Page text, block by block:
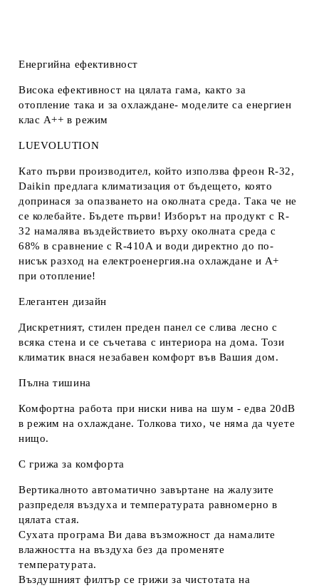
Енергийна ефективност
Висока ефективност на цялата гама, както за
отопление така и за охлаждане- моделите са енергиен
клас А++ в режим
LUEVOLUTION
Като първи производител, който използва фреон R-32,
Daikin предлага климатизация от бъдещето, която
допринася за опазването на околната среда. Така че не
се колебайте. Бъдете първи! Изборът на продукт с R-
32 намалява въздействието върху околната среда с
68% в сравнение с R-410A и води директно до по-
нисък разход на електроенергия.на охлаждане и А+
при отопление!
Елегантен дизайн
Дискретният, стилен преден панел се слива лесно с
всяка стена и се съчетава с интериора на дома. Този
климатик внася незабавен комфорт във Вашия дом.
Пълна тишина
Комфортна работа при ниски нива на шум - едва 20dB
в режим на охлаждане. Толкова тихо, че няма да чуете
нищо.
С грижа за комфорта
Вертикалното автоматично завъртане на жалузите
разпределя въздуха и температурата равномерно в
цялата стая.
Сухата програма Ви дава възможност да намалите
влажността на въздуха без да променяте
температурата.
Въздушният филтър се грижи за чистотата на